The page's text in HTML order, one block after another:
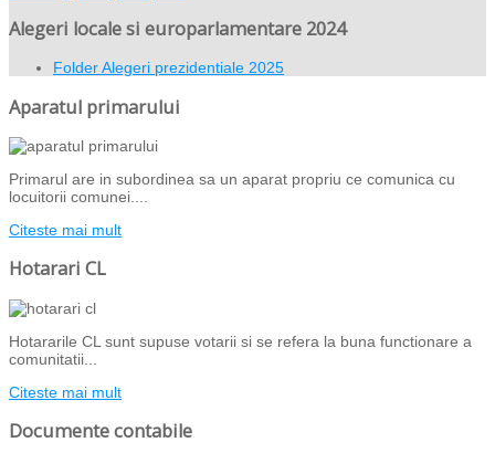
Alegeri locale si europarlamentare 2024
FolderAlegeri prezidentiale 2025
Aparatul primarului
Primarul are in subordinea sa un aparat propriu ce comunica cu
locuitorii comunei....
Citeste mai mult
Hotarari CL
Hotararile CL sunt supuse votarii si se refera la buna functionare a
comunitatii...
Citeste mai mult
Documente contabile